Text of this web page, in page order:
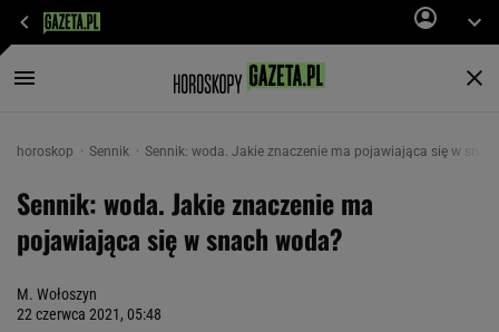
horoskop Sennik Sennik: woda. Jakie znaczenie ma pojawiająca się w
Sennik: woda. Jakie znaczenie ma
pojawiająca się w snach woda?
M. Wołoszyn
22 czerwca 2021, 05:48